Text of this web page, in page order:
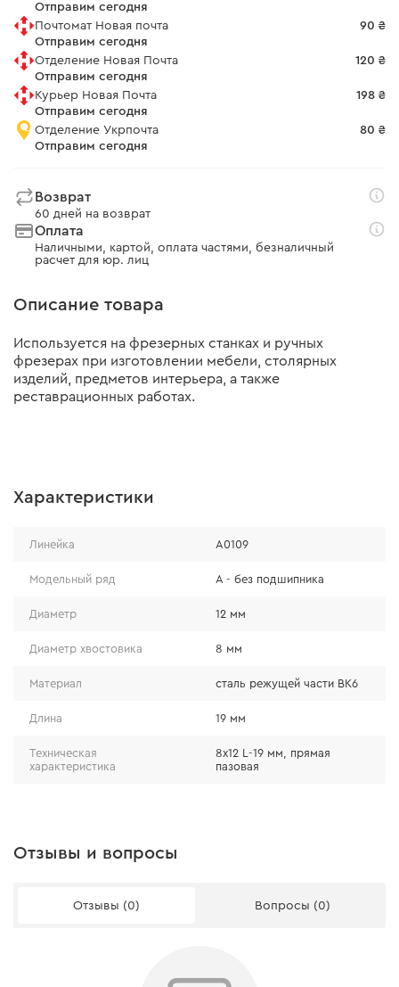
Отправим сегодня
Почтомат Новая почта
Отправим сегодня
90 ₴
Отделение Новая Почта
Отправим сегодня
120 ₴
Курьер Новая Почта
Отправим сегодня
198 ₴
Отделение Укрпочта
Отправим сегодня
80 ₴
Возврат
60 дней на возврат
Оплата
Наличными, картой, оплата частями, безналичный
расчет для юр. лиц
Описание товара
Используется на фрезерных станках и ручных
фрезерах при изготовлении мебели, столярных
изделий, предметов интерьера, а также
реставрационных работах.
Характеристики
Линейка A0109
Модельный ряд А - без подшипника
Диаметр 12 мм
Диаметр хвостовика 8 мм
Материал сталь режущей части ВК6
Длина 19 мм
Техническая
характеристика
8х12 L-19 мм, прямая
пазовая
Отзывы и вопросы
Отзывы (0) Вопросы (0)